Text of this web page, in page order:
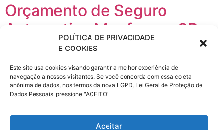
POLÍTICA DE PRIVACIDADE
E COOKIES
Este site usa cookies visando garantir a melhor experiência de
navegação a nossos visitantes. Se você concorda com essa coleta
anônima de dados, nos termos da nova LGPD, Lei Geral de Proteção de
Dados Pessoais, pressione "ACEITO"
Aceitar
Orçamento de Seguro
Automotivo Mapfre em SP
Osasco
Cotação de Seguro de Automóvel nas maiores
Seguradoras Faça agora uma Simulação de Seguro
Automotivo e economize no seguro do seu Carro, Moto
Brasil. Cote o Seguro do seu veículo em várias